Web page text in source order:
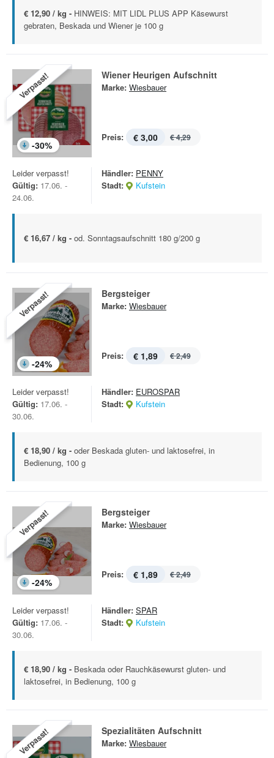
€ 12,90 / kg - HINWEIS: MIT LIDL PLUS APP Käsewurst
gebraten, Beskada und Wiener je 100 g
Verpasst!
-30%
Wiener Heurigen Aufschnitt
Marke: Wiesbauer
Preis: € 3,00 € 4,29
Leider verpasst!
Gültig: 17.06. -
24.06.
Händler: PENNY
Stadt:
Kufstein
€ 16,67 / kg - od. Sonntagsaufschnitt 180 g/200 g
Verpasst!
-24%
Bergsteiger
Marke: Wiesbauer
Preis: € 1,89 € 2,49
Leider verpasst!
Gültig: 17.06. -
30.06.
Händler: EUROSPAR
Stadt:
Kufstein
€ 18,90 / kg - oder Beskada gluten- und laktosefrei, in
Bedienung, 100 g
Verpasst!
-24%
Bergsteiger
Marke: Wiesbauer
Preis: € 1,89 € 2,49
Leider verpasst!
Gültig: 17.06. -
30.06.
Händler: SPAR
Stadt:
Kufstein
€ 18,90 / kg - Beskada oder Rauchkäsewurst gluten- und
laktosefrei, in Bedienung, 100 g
Verpasst! Spezialitäten Aufschnitt
Marke: Wiesbauer